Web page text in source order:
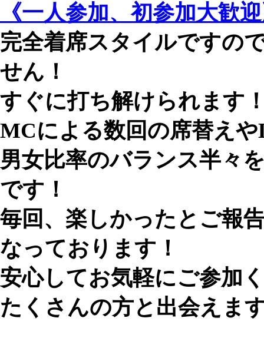
《一人参加、初参加大歓
完全着席スタイルですの
せん！
すぐに打ち解けられます
MCによる数回の席替え
男女比率のバランス半々
です！
毎回、楽しかったとご報
なっております！
安心してお気軽にご参加
たくさんの方と出会えま